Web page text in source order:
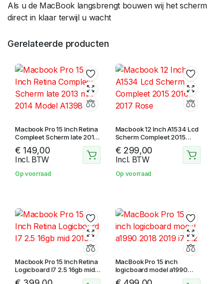
Als u de MacBook langsbrengt bouwen wij het scherm
direct in klaar terwijl u wacht
Gerelateerde producten
Macbook Pro 15 Inch Retina
Compleet Scherm late 2013
€ 149,00
Incl. BTW
Op voorraad
Macbook 12 Inch A1534 Lcd
Scherm Compleet 2015
€ 299,00
Incl. BTW
Op voorraad
Macbook Pro 15 Inch Retina
Logicboard I7 2.5 16gb mid
MacBook Pro 15 inch
logicboard model a1990